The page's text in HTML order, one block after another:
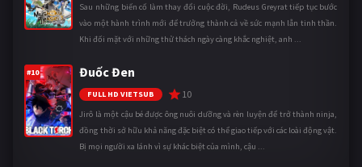
Sau những biến cố làm thay đổi cuộc đời, Rudeus Greyrat tiếp tục bước
vào một hành trình mới để trưởng thành cả về sức mạnh lẫn tinh thần.
Khi đối mặt với những thử thách ngày càng khắc nghiệt, anh ...
#10 Đuốc Đen
FULL HD VIETSUB 10
Jirô là một cậu bé được ông nuôi dưỡng và rèn luyện để trở thành ninja,
đồng thời sở hữu khả năng đặc biệt có thể giao tiếp với các loài động vật.
Bị mọi người xa lánh vì sự khác biệt của mình, cậu ...